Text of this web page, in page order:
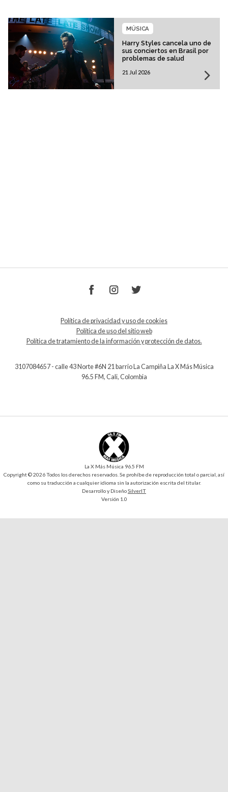
Harry Styles cancela uno de
sus conciertos en Brasil por
problemas de salud
MÚSICA
21 Jul 2026
Política de privacidad y uso de cookies
Política de uso del sitio web
Política de tratamiento de la información y protección de datos.
3107084657 - calle 43 Norte #6N 21 barrio La Campiña La X Más Música
96.5 FM, Cali, Colombia
La X Más Música 96.5 FM
Copyright © 2026 Todos los derechos reservados. Se prohíbe de reproducción total o parcial, así
como su traducción a cualquier idioma sin la autorización escrita del titular.
Desarrollo y DiseñoSilverIT
Versión 1.0